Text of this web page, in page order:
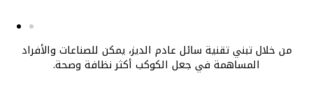
من خلال تبني تقنية سائل عادم الديز، يمكن للصناعات والأفراد
المساهمة في جعل الكوكب أكثر نظافة وصحة.